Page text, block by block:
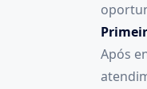
Após